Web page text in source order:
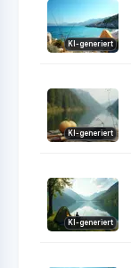
KI-generiert
KI-generiert
KI-generiert